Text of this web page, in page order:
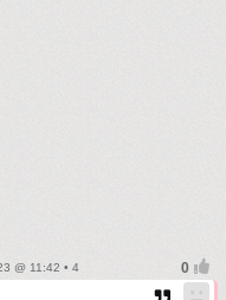
@ 11:42 • 4